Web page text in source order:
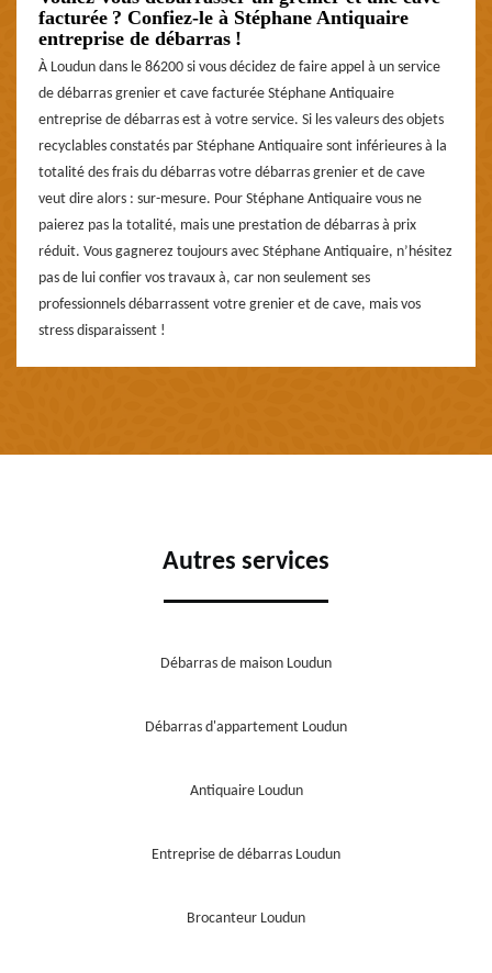
facturée ? Confiez-le à Stéphane Antiquaire
entreprise de débarras !
À Loudun dans le 86200 si vous décidez de faire appel à un service
de débarras grenier et cave facturée Stéphane Antiquaire
entreprise de débarras est à votre service. Si les valeurs des objets
recyclables constatés par Stéphane Antiquaire sont inférieures à la
totalité des frais du débarras votre débarras grenier et de cave
veut dire alors : sur-mesure. Pour Stéphane Antiquaire vous ne
paierez pas la totalité, mais une prestation de débarras à prix
réduit. Vous gagnerez toujours avec Stéphane Antiquaire, n’hésitez
pas de lui confier vos travaux à, car non seulement ses
professionnels débarrassent votre grenier et de cave, mais vos
stress disparaissent !
Autres services
Débarras de maison Loudun
Débarras d'appartement Loudun
Antiquaire Loudun
Entreprise de débarras Loudun
Brocanteur Loudun